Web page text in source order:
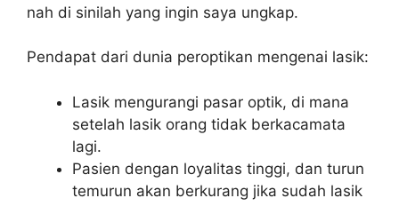
nah di sinilah yang ingin saya ungkap.
Pendapat dari dunia peroptikan mengenai lasik:
Lasik mengurangi pasar optik, di mana
setelah lasik orang tidak berkacamata
lagi.
Pasien dengan loyalitas tinggi, dan turun
temurun akan berkurang jika sudah lasik